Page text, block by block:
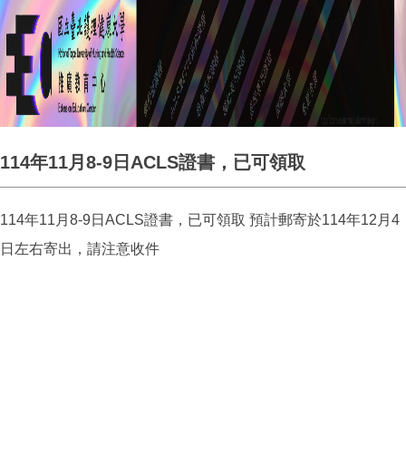
114年11月8-9日ACLS證書，已可領取
114年11月8-9日ACLS證書，已可領取 預計郵寄於114年12月4
日左右寄出，請注意收件